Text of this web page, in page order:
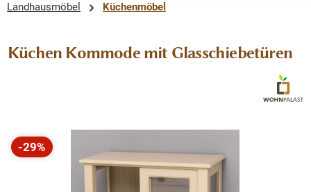
Landhausmöbel Küchenmöbel
Küchen Kommode mit Glasschiebetüren
Bildergalerie überspringen
-29%
Rabatt